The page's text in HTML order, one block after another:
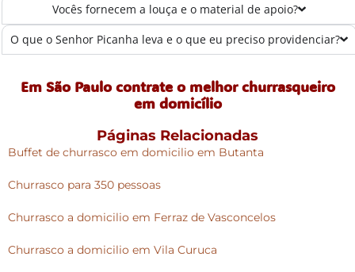
Vocês fornecem a louça e o material de apoio?
O que o Senhor Picanha leva e o que eu preciso providenciar?
Em São Paulo contrate o melhor churrasqueiro
em domicílio
Páginas Relacionadas
Buffet de churrasco em domicilio em Butanta
Churrasco para 350 pessoas
Churrasco a domicilio em Ferraz de Vasconcelos
Churrasco a domicilio em Vila Curuca